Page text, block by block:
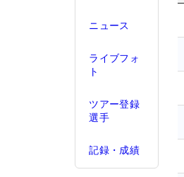
ニュース
ライブフォ
ト
ツアー登録
選手
記録・成績